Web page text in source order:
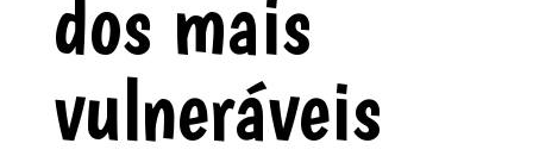
dos mais
vulneráveis